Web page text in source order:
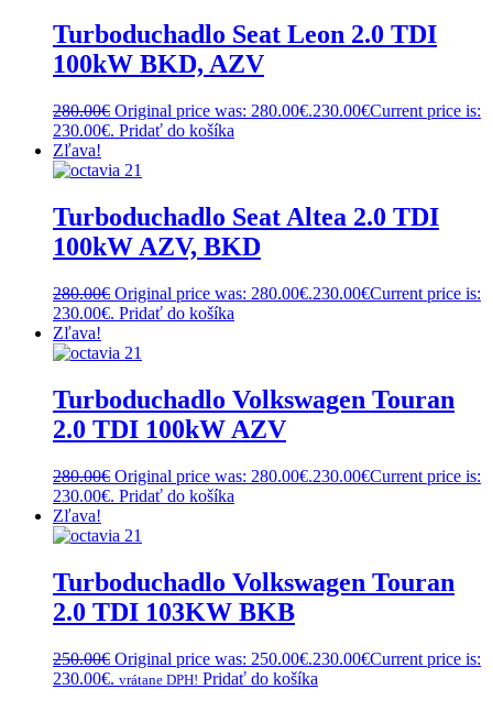
Turboduchadlo Seat Leon 2.0 TDI
100kW BKD, AZV
280.00€ Original price was: 280.00€.230.00€Current price is:
230.00€. Pridať do košíka
Zľava!
Turboduchadlo Seat Altea 2.0 TDI
100kW AZV, BKD
280.00€ Original price was: 280.00€.230.00€Current price is:
230.00€. Pridať do košíka
Zľava!
Turboduchadlo Volkswagen Touran
2.0 TDI 100kW AZV
280.00€ Original price was: 280.00€.230.00€Current price is:
230.00€. Pridať do košíka
Zľava!
Turboduchadlo Volkswagen Touran
2.0 TDI 103KW BKB
250.00€ Original price was: 250.00€.230.00€Current price is:
230.00€. vrátane DPH! Pridať do košíka